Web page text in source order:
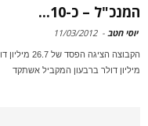
המנכ"ל – כ-10...
יוסי חטב -
11/03/2012
מיליון דולר ברבעון המקביל אשתקד